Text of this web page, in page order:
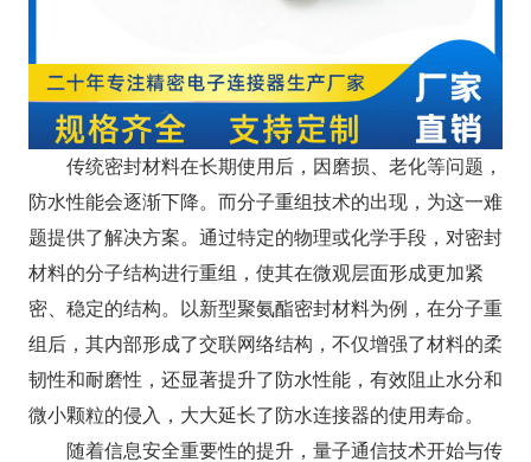
传统密封材料在长期使用后，因磨损、老化等问题，
防水性能会逐渐下降。而分子重组技术的出现，为这一难
题提供了解决方案。通过特定的物理或化学手段，对密封
材料的分子结构进行重组，使其在微观层面形成更加紧
密、稳定的结构。以新型聚氨酯密封材料为例，在分子重
组后，其内部形成了交联网络结构，不仅增强了材料的柔
韧性和耐磨性，还显著提升了防水性能，有效阻止水分和
微小颗粒的侵入，大大延长了防水连接器的使用寿命。​
随着信息安全重要性的提升，量子通信技术开始与传